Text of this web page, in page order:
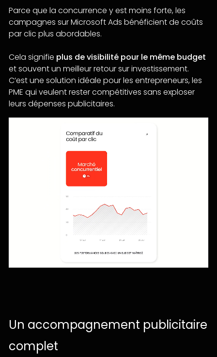
Parce que la concurrence y est moins forte, les
campagnes sur Microsoft Ads bénéficient de coûts
par clic plus abordables.
Cela signifie plus de visibilité pour le même budget
et souvent un meilleur retour sur investissement.
C’est une solution idéale pour les entrepreneurs, les
PME qui veulent rester compétitives sans exploser
leurs dépenses publicitaires.
Un accompagnement publicitaire
complet